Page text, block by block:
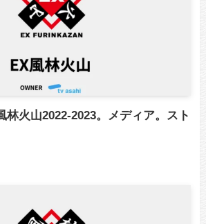
林火山2022-2023。メディア。スト